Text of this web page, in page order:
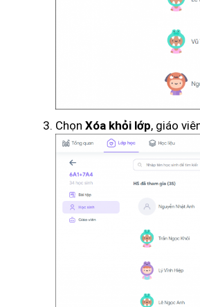
Chọn Xóa khỏi lớp, giáo